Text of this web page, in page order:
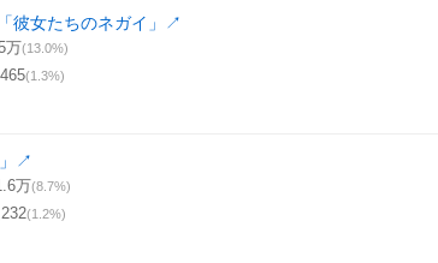
彼女たちのネガイ」 ↗
万(13.0%)
(1.3%)
↗
万(8.7%)
(1.2%)